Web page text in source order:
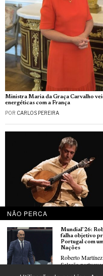
Ministra Maria da Graça Carvalho
energéticas com a França
POR CARLOS PEREIRA
NÃO PERCA
Mundial’26:
falha objetivo
Portugal com
Nações
Roberto
Seleção